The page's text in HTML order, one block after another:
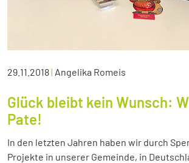
29.11.2018| Angelika Romeis
Glück bleibt kein Wunsch:
Pate!
In den letzten Jahren haben wir durch
Projekte in unserer Gemeinde, in